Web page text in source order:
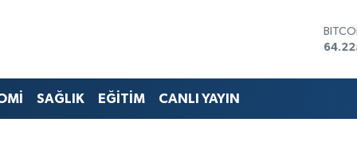
SAĞLIK EĞİTİM CANLI YAYIN